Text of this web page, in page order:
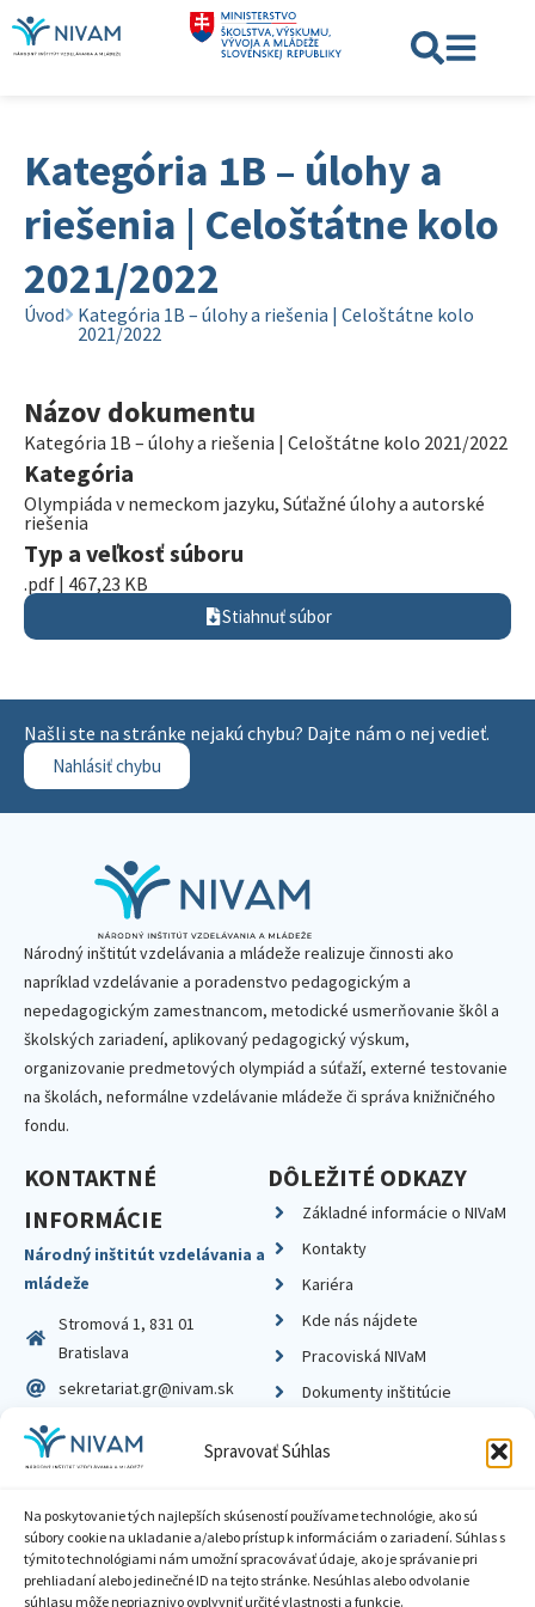
Spravovať Súhlas
Na poskytovanie tých najlepších skúseností používame technológie, ako sú
súbory cookie na ukladanie a/alebo prístup k informáciám o zariadení. Súhlas s
týmito technológiami nám umožní spracovávať údaje, ako je správanie pri
prehliadaní alebo jedinečné ID na tejto stránke. Nesúhlas alebo odvolanie
súhlasu môže nepriaznivo ovplyvniť určité vlastnosti a funkcie.
Kategória 1B – úlohy a
riešenia | Celoštátne kolo
2021/2022
Úvod
Kategória 1B – úlohy a riešenia | Celoštátne kolo
2021/2022
Názov dokumentu
Kategória 1B – úlohy a riešenia | Celoštátne kolo 2021/2022
Kategória
Olympiáda v nemeckom jazyku, Súťažné úlohy a autorské
riešenia
Typ a veľkosť súboru
.pdf | 467,23 KB
Stiahnuť súbor
Našli ste na stránke nejakú chybu? Dajte nám o nej vedieť.
Nahlásiť chybu
Národný inštitút vzdelávania a mládeže realizuje činnosti ako
napríklad vzdelávanie a poradenstvo pedagogickým a
nepedagogickým zamestnancom, metodické usmerňovanie škôl a
školských zariadení, aplikovaný pedagogický výskum,
organizovanie predmetových olympiád a súťaží, externé testovanie
na školách, neformálne vzdelávanie mládeže či správa knižničného
fondu.
KONTAKTNÉ
INFORMÁCIE
Národný inštitút vzdelávania a
mládeže
Stromová 1, 831 01
Bratislava
sekretariat.gr@nivam.sk
IČO: 00164348
DIČ: 2020798714
DÔLEŽITÉ ODKAZY
Základné informácie o NIVaM
Kontakty
Kariéra
Kde nás nájdete
Pracoviská NIVaM
Dokumenty inštitúcie
Zásady ochrany súkromia